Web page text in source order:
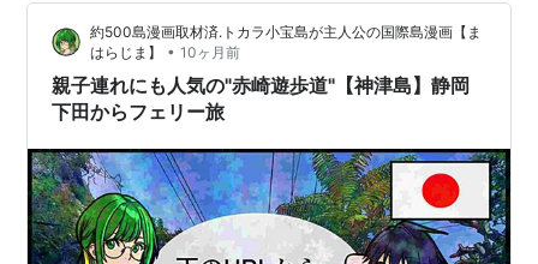
約500島漫画取材済.トカラ小宝島が主人公の国際島漫画【ま
はらじま】
• 10ヶ月前
親子連れにも人気の"赤崎遊歩道"【神津島】静岡
下田からフェリー旅